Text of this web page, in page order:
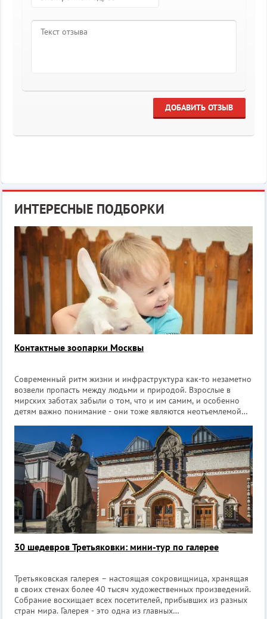
ДОБАВИТЬ ОТЗЫВ
ИНТЕРЕСНЫЕ ПОДБОРКИ
Контактные зоопарки Москвы
Современный ритм жизни и инфраструктура как-то незаметно
возвели пропасть между людьми и природой. Взрослые в
мирских заботах забыли о том, что и им самим, и особенно
детям важно понимание - они тоже являются неотъемлемой
родители могут завести дом
30 шедевров Третьяковки: мини-тур по галерее
Третьяковская галерея – настоящая сокровищница, хранящая
в своих стенах более 40 тысяч художественных произведений.
Собрание восхищает всех посетителей, прибывших из разных
стран мира. Галерея - это одна из главных